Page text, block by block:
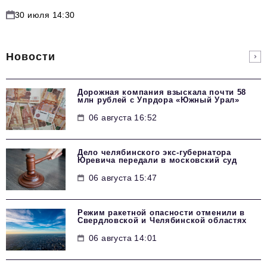
30 июля 14:30
Новости
Дорожная компания взыскала почти 58
млн рублей с Упрдора «Южный Урал»
06 августа 16:52
Дело челябинского экс-губернатора
Юревича передали в московский суд
06 августа 15:47
Режим ракетной опасности отменили в
Свердловской и Челябинской областях
06 августа 14:01